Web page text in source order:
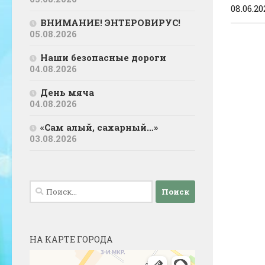
ВНИМАНИЕ! ЭНТЕРОВИРУС!
05.08.2026
Наши безопасные дороги
04.08.2026
День мяча
04.08.2026
«Сам алый, сахарный…»
03.08.2026
Найти:
НА КАРТЕ ГОРОДА